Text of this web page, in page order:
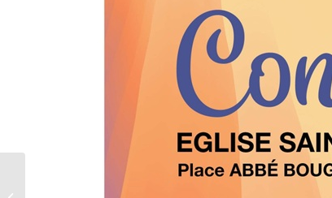
Conférence « Trésor